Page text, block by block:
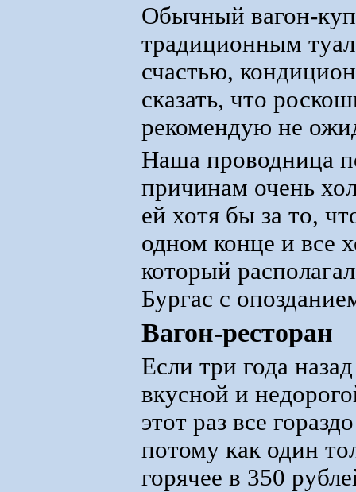
Обычный вагон-
традиционным
счастью,
сказать, что
рекомендую не
Наша проводница
причинам очень
ей хотя бы за то,
одном конце и все
который
Бургас с
Вагон-ресторан
Если три года
вкусной и
этот раз все
потому как один
горячее в 350